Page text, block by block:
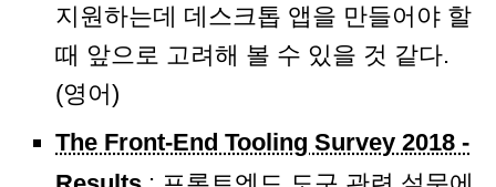
지원하는데 데스크톱 앱을 만들어야 할
때 앞으로 고려해 볼 수 있을 것 같다.
(영어)
The Front-End Tooling Survey 2018 -